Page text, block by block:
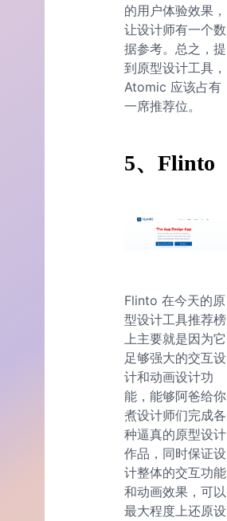
的用户体验效果，
让设计师有一个数
据参考。总之，提
到原型设计工具，
Atomic 应该占有
一席推荐位。
5、Flinto
Flinto 在今天的原
型设计工具推荐榜
上主要就是因为它
足够强大的交互设
计和动画设计功
能，能够阿爸给你
煮设计师们完成各
种逼真的原型设计
作品，同时保证设
计整体的交互功能
和动画效果，可以
最大程度上还原设